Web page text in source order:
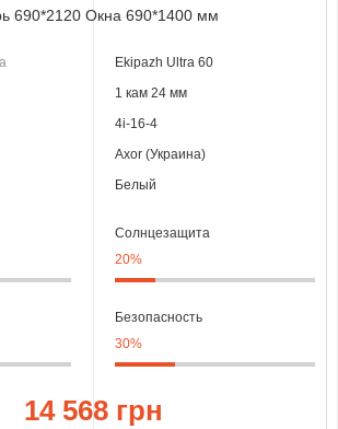
690*2120 Окна 690*1400 мм
Ekipazh Ultra 60
1 кам 24 мм
4i-16-4
Axor (Украина)
Белый
Солнцезащита
20%
Безопасность
30%
14 568 грн